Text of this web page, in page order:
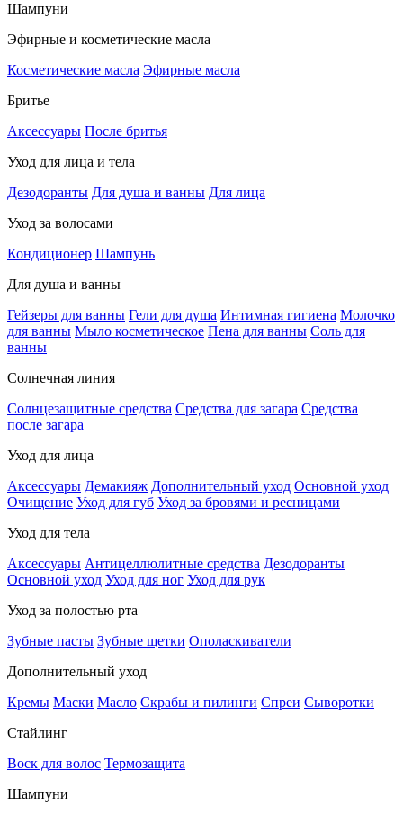
Шампуни
Эфирные и косметические масла
Косметические масла Эфирные масла
Бритье
Аксессуары После бритья
Уход для лица и тела
Дезодоранты Для душа и ванны Для лица
Уход за волосами
Кондиционер Шампунь
Для душа и ванны
Гейзеры для ванны Гели для душа Интимная гигиена Молочко
для ванны Мыло косметическое Пена для ванны Соль для
ванны
Солнечная линия
Солнцезащитные средства Средства для загара Средства
после загара
Уход для лица
Аксессуары Демакияж Дополнительный уход Основной уход
Очищение Уход для губ Уход за бровями и ресницами
Уход для тела
Аксессуары Антицеллюлитные средства Дезодоранты
Основной уход Уход для ног Уход для рук
Уход за полостью рта
Зубные пасты Зубные щетки Ополаскиватели
Дополнительный уход
Кремы Маски Масло Скрабы и пилинги Спреи Сыворотки
Стайлинг
Воск для волос Термозащита
Шампуни